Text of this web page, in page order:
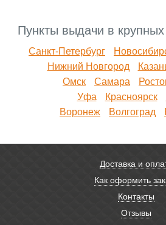
Пункты выдачи в крупных
Санкт-Петербург
Нижний Новгород
Омск
Самара
Уфа
Красноярск
Воронеж
Волгоград
Доставка и
Как оформить
Контакты
Отзывы